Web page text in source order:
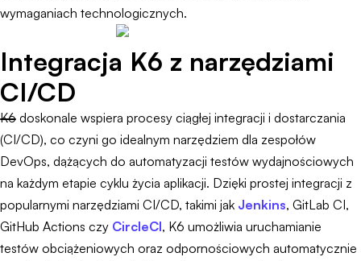
wymaganiach technologicznych.
Integracja K6 z narzędziami
CI/CD
K6 doskonale wspiera procesy ciągłej integracji i dostarczania
(CI/CD), co czyni go idealnym narzędziem dla zespołów
DevOps, dążących do automatyzacji testów wydajnościowych
na każdym etapie cyklu życia aplikacji. Dzięki prostej integracji z
popularnymi narzędziami CI/CD, takimi jak Jenkins, GitLab CI,
GitHub Actions czy CircleCI, K6 umożliwia uruchamianie
testów obciążeniowych oraz odpornościowych automatycznie